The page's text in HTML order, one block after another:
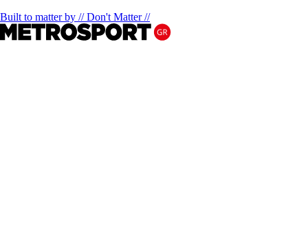
Built to matter by // Don't Matter //